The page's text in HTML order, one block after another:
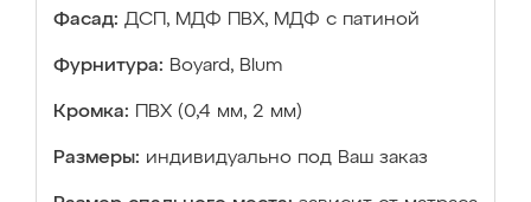
Фасад: ДСП, МДФ ПВХ, МДФ с патиной
Фурнитура: Boyard, Blum
Кромка: ПВХ (0,4 мм, 2 мм)
Размеры: индивидуально под Ваш заказ